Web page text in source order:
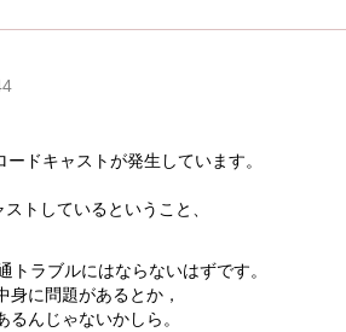
ドキャストが発生しています。
トしているということ、
ラブルにはならないはずです。
に問題があるとか，
んじゃないかしら。